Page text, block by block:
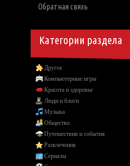
Обратная связь
Категории раздела
Другое
Компьютерные игры
Красота и здоровье
Люди и блоги
Музыка
Общество
Путешествия и события
Развлечения
Сериалы